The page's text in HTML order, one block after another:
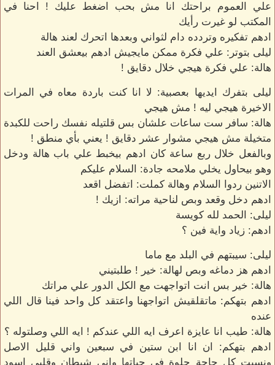
علي العموم براحتك انا مش بحب اضغط عليك ! احنا في
المكتب لو غيرت رأيك
ادهم تفكيره وتردده دام لثواني وبعدها اتحرك لعند هالة
ليلى بتوتر: علي فكرة ممكن مايجيش ادهم بيعشق العند
هالة: علي فكرة هيجي خلال دقايق !
ليلى بتفرك ايديها بعصبية: لا انا كنت باردة معاه في المرات
الاخيرة هيجي ليه ! مش هيجي
هالة: سافر ست ساعات علشان بس قلتيله نفسك راحت للكبدة
متخيلة مش هيجي مشوار عشر دقايق ! يعني بأي منطق !
وبالفعل خلال ربع ساعة كان ادهم بيخبط علي باب هالة ودخل
وهو بيحاول يخلي ملامحه جادة: السلام عليكم
الاتنين ردوا السلام وهالة كملت: اتفضل اقعد
ادهم دخل وقعد وبص لناحية مراته: ازيك !
ليلى: الحمد لله كويسة
ادهم: زياد واية فين ؟
ليلى: سيبتهم في البلد مع ماما
ادهم هز دماغه وبص لهالة: خير ! طلبتيني
هالة: خير بس انت اتواجهت مع الكل الدور علي مراتك
ادهم بتهكم: ماتقلقيش اتواجهنا واعتقد كل واحد فينا قال اللي
عنده
هالة: طيب انا عايزة اعرف ايه اللي عندكم ! ايه اللي وصلتوله ؟
ادهم بتهكم: ان انا ابن ستين في سبعين واني قليل الاصل
ونسيت كل حاجة حلوة في حياتها واني شيطان وقلبي اسود